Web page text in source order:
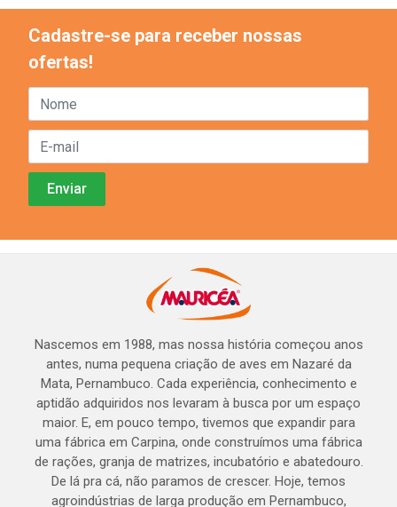
Cadastre-se para receber nossas
ofertas!
Nascemos em 1988, mas nossa história começou anos
antes, numa pequena criação de aves em Nazaré da
Mata, Pernambuco. Cada experiência, conhecimento e
aptidão adquiridos nos levaram à busca por um espaço
maior. E, em pouco tempo, tivemos que expandir para
uma fábrica em Carpina, onde construímos uma fábrica
de rações, granja de matrizes, incubatório e abatedouro.
De lá pra cá, não paramos de crescer. Hoje, temos
agroindústrias de larga produção em Pernambuco,